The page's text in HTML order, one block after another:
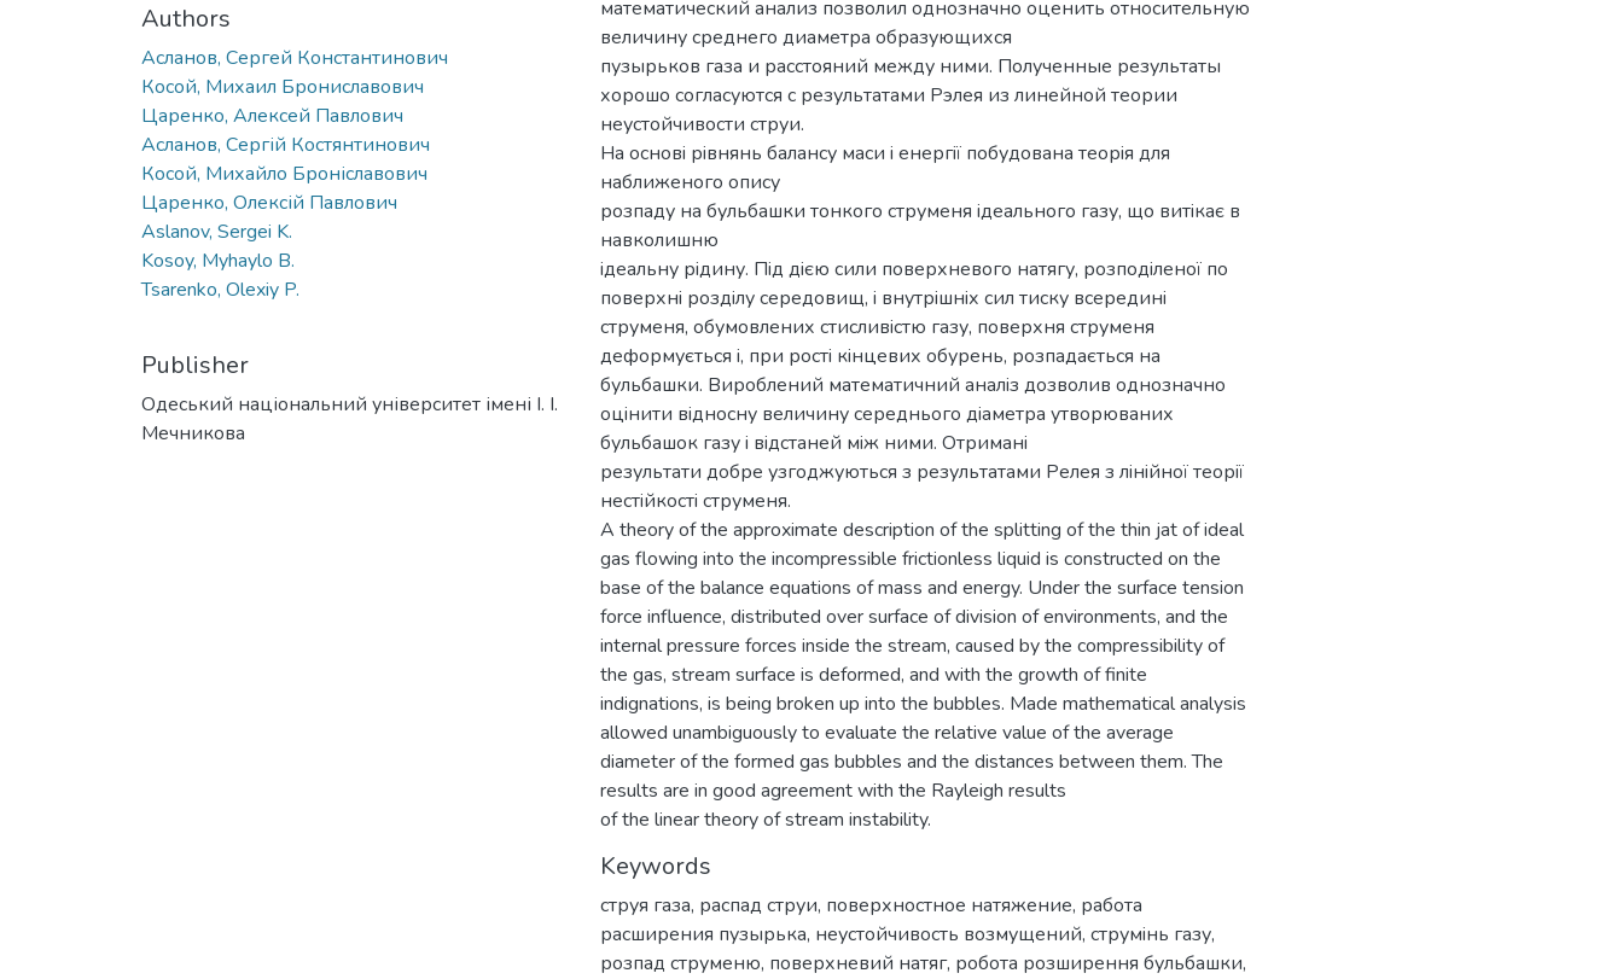
Authors
Асланов, Сергей Константинович
Косой, Михаил Брониславович
Царенко, Алексей Павлович
Асланов, Сергій Костянтинович
Косой, Михайло Броніславович
Царенко, Олексій Павлович
Aslanov, Sergei K.
Kosoy, Myhaylo B.
Tsarenko, Olexiy P.
Publisher
Одеський національний університет імені І. І.
Мечникова
математический анализ позволил однозначно оценить относительную
величину среднего диаметра образующихся
пузырьков газа и расстояний между ними. Полученные результаты
хорошо согласуются с результатами Рэлея из линейной теории
неустойчивости струи.
На основi рiвнянь балансу маси i енергiї побудована теорiя для
наближеного опису
розпаду на бульбашки тонкого струменя iдеального газу, що витiкає в
навколишню
iдеальну рiдину. Пiд дiєю сили поверхневого натягу, розподiленої по
поверхнi роздiлу середовищ, i внутрiшнiх сил тиску всерединi
струменя, обумовлених стисливiстю газу, поверхня струменя
деформується i, при ростi кiнцевих обурень, розпадається на
бульбашки. Вироблений математичний аналiз дозволив однозначно
оцiнити вiдносну величину середнього дiаметра утворюваних
бульбашок газу i вiдстаней мiж ними. Отриманi
результати добре узгоджуються з результатами Релея з лiнiйної теорiї
нестiйкостi струменя.
A theory of the approximate description of the splitting of the thin jat of ideal
gas flowing into the incompressible frictionless liquid is constructed on the
base of the balance equations of mass and energy. Under the surface tension
force influence, distributed over surface of division of environments, and the
internal pressure forces inside the stream, caused by the compressibility of
the gas, stream surface is deformed, and with the growth of finite
indignations, is being broken up into the bubbles. Made mathematical analysis
allowed unambiguously to evaluate the relative value of the average
diameter of the formed gas bubbles and the distances between them. The
results are in good agreement with the Rayleigh results
of the linear theory of stream instability.
Keywords
струя газа, распад струи, поверхностное натяжение, работа
расширения пузырька, неустойчивость возмущений, струмiнь газу,
розпад струменю, поверхневий натяг, робота розширення бульбашки,